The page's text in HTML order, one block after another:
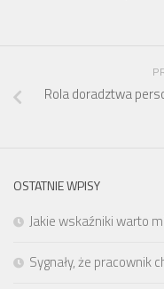
Rola doradztwa
OSTATNIE WPISY
Jakie wskaźniki warto
Sygnały, że pracownik